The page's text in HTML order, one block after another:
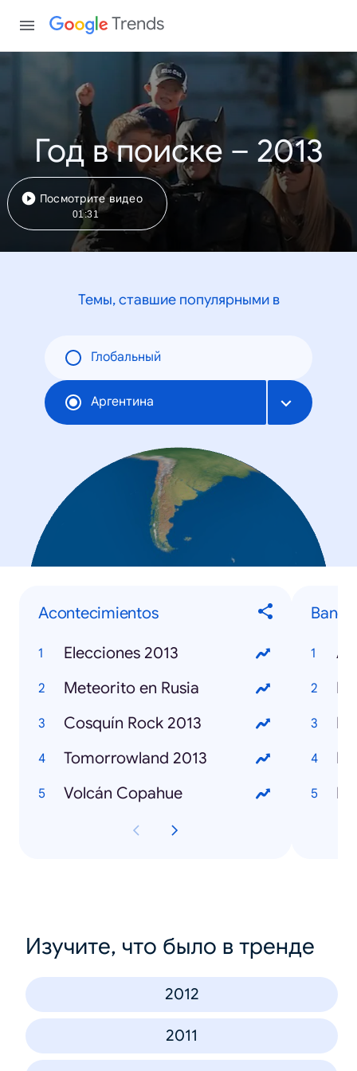
Trends
Год в поиске – 2013
Посмотрите видео
01:31
Темы, ставшие популярными в
Глобальный
Аргентина
Acontecimientos
Elecciones 2013
Meteorito en Rusia
Cosquín Rock 2013
Tomorrowland 2013
Volcán Copahue
Изучите, что было в тренде
2012
2011